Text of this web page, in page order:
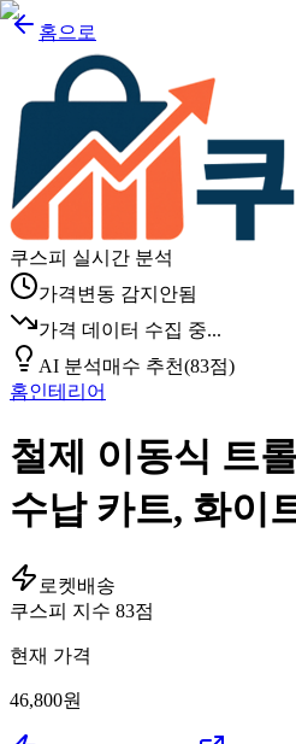
홈으로
쿠스피 실시간 분석
가격변동 감지안됨
가격 데이터 수집 중...
AI 분석매수 추천(83점)
홈인테리어
철제 이동식 트
수납 카트, 화이
로켓배송
쿠스피 지수 83점
현재 가격
46,800원